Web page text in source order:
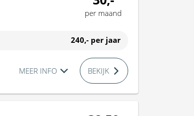
per maand
240,- per jaar
MEER INFO BEKIJK